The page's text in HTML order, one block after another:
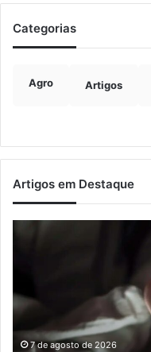
Categorias
Agro Artigos
Artigos em Destaque
para
crimes
sexuais
online7 de agosto de 2026